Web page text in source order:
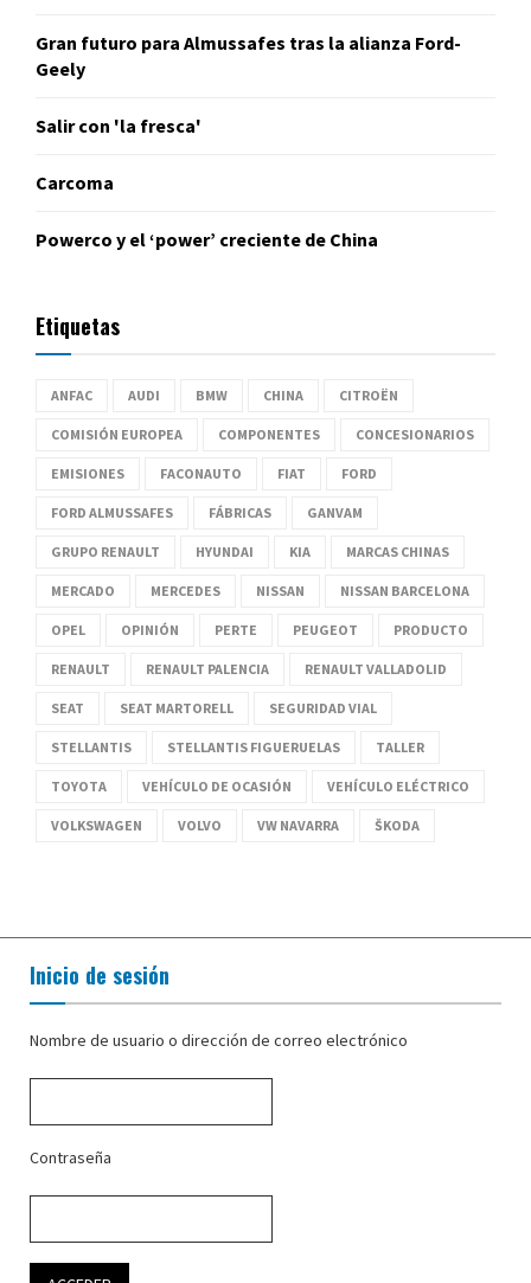
Gran futuro para Almussafes tras la alianza Ford-
Geely
Salir con 'la fresca'
Carcoma
Powerco y el ‘power’ creciente de China
Etiquetas
ANFAC AUDI BMW CHINA CITROËN
COMISIÓN EUROPEA COMPONENTES CONCESIONARIOS
EMISIONES FACONAUTO FIAT FORD
FORD ALMUSSAFES FÁBRICAS GANVAM
GRUPO RENAULT HYUNDAI KIA MARCAS CHINAS
MERCADO MERCEDES NISSAN NISSAN BARCELONA
OPEL OPINIÓN PERTE PEUGEOT PRODUCTO
RENAULT RENAULT PALENCIA RENAULT VALLADOLID
SEAT SEAT MARTORELL SEGURIDAD VIAL
STELLANTIS STELLANTIS FIGUERUELAS TALLER
TOYOTA VEHÍCULO DE OCASIÓN VEHÍCULO ELÉCTRICO
VOLKSWAGEN VOLVO VW NAVARRA ŠKODA
Inicio de sesión
Nombre de usuario o dirección de correo electrónico
Contraseña